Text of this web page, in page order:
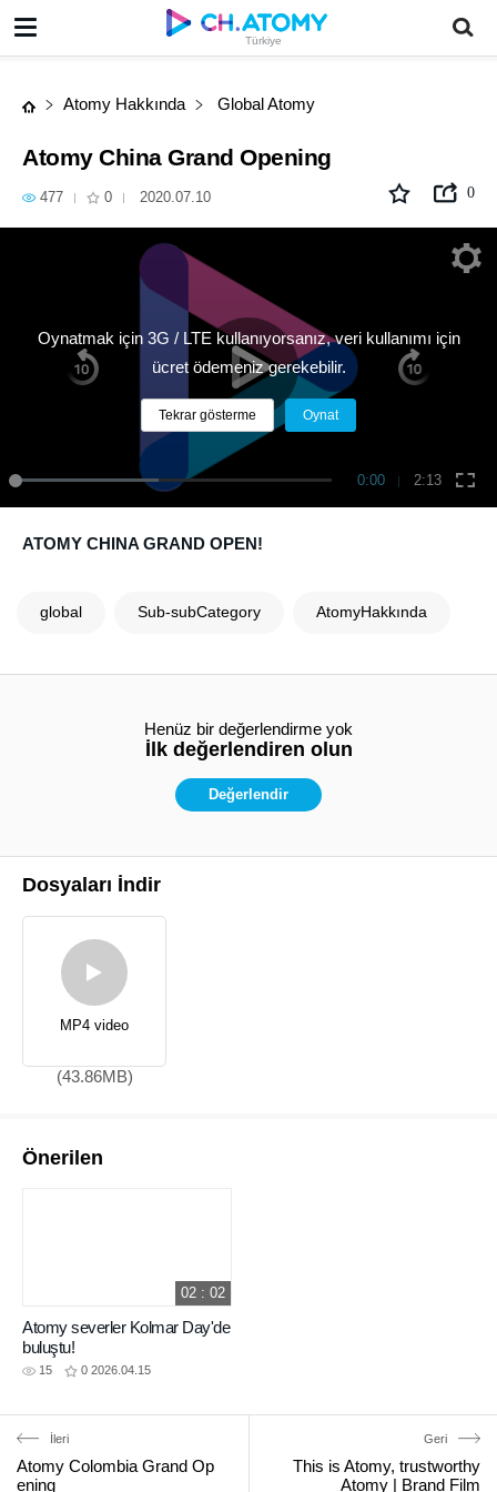
Türkiye
Atomy China Grand Opening
Atomy Hakkında Global Atomy
Atomy China Grand Opening
477 0 2020.07.10 0
0:00 2:13
Oynatmak için 3G / LTE kullanıyorsanız, veri kullanımı için
ücret ödemeniz gerekebilir.
Tekrar gösterme Oynat
ATOMY CHINA GRAND OPEN!
global Sub-subCategory AtomyHakkında
Henüz bir değerlendirme yok
İlk değerlendiren olun
Değerlendir
Dosyaları İndir
MP4 video
(43.86MB)
Önerilen
Atomy severler Kolmar Day'de
buluştu!
15 0 2026.04.15
02 : 02
İleri
Atomy Colombia Grand Op
ening
Geri
This is Atomy, trustworthy
Atomy | Brand Film